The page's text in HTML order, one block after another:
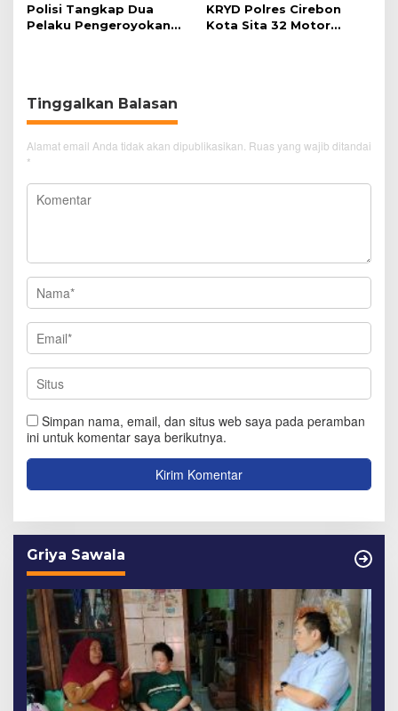
Polisi Tangkap Dua
Pelaku Pengeroyokan
KRYD Polres Cirebon
Kota Sita 32 Motor
Tinggalkan Balasan
Alamat email Anda tidak akan dipublikasikan. Ruas yang wajib ditandai
*
Simpan nama, email, dan situs web saya pada peramban
ini untuk komentar saya berikutnya.
Griya Sawala